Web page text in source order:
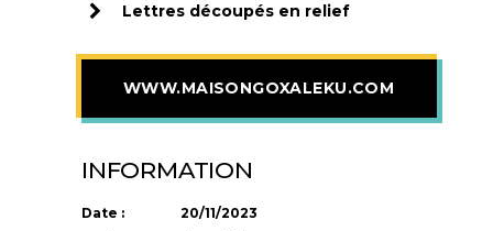
Lettres découpés en relief
WWW.MAISONGOXALEKU.COM
INFORMATION
Date :
20/11/2023